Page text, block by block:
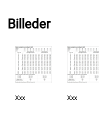
Billeder
Xxx Xxx